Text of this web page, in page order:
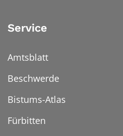
Service
Amtsblatt
Beschwerde
Bistums-Atlas
Fürbitten